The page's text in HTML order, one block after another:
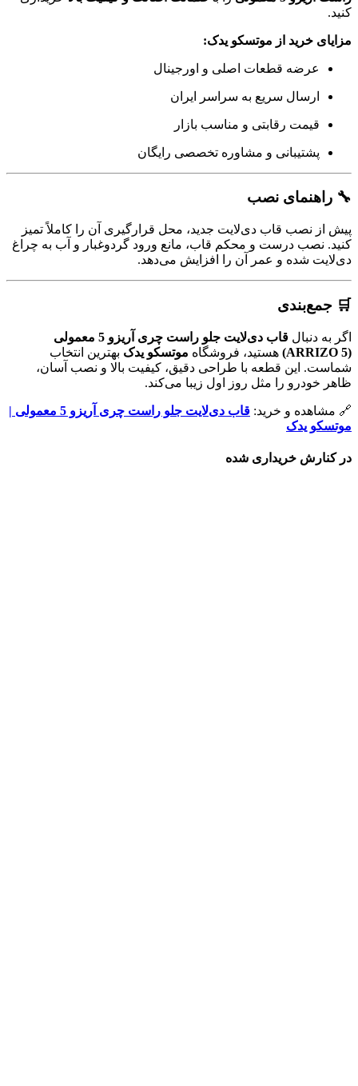
کنید.
مزایای خرید از موتسکو یدک:
عرضه قطعات اصلی و اورجینال
ارسال سریع به سراسر ایران
قیمت رقابتی و مناسب بازار
پشتیبانی و مشاوره تخصصی رایگان
🔧 راهنمای نصب
پیش از نصب قاب دی‌لایت جدید، محل قرارگیری آن را کاملاً تمیز
کنید. نصب درست و محکم قاب، مانع ورود گردوغبار و آب به چراغ
دی‌لایت شده و عمر آن را افزایش می‌دهد.
🛒 جمع‌بندی
اگر به دنبال
قاب دی‌لایت جلو راست چری آریزو 5 معمولی
(ARRIZO 5)
هستید، فروشگاه موتسکو یدک بهترین انتخاب
شماست. این قطعه با طراحی دقیق، کیفیت بالا و نصب آسان،
ظاهر خودرو را مثل روز اول زیبا می‌کند.
🔗 مشاهده و خرید:
قاب دی‌لایت جلو راست چری آریزو 5 معمولی |
موتسکو یدک
در کنارش خریداری شده